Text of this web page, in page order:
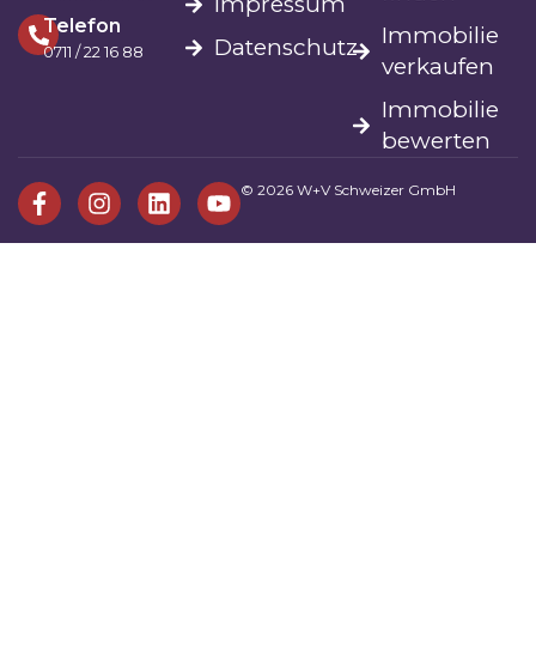
Telefon
0711 / 22 16 88
Datenschutz
Immobilie
verkaufen
Immobilie
bewerten
© 2026 W+V Schweizer GmbH